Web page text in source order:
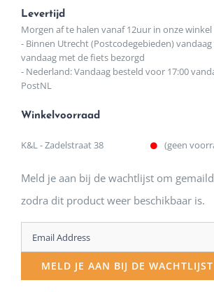
Levertijd
Morgen af te halen vanaf 12uur in onze
- Binnen Utrecht (Postcodegebieden)
vandaag met de fiets bezorgd
- Nederland: Vandaag besteld voor 17:00
PostNL
Winkelvoorraad
K&L - Zadelstraat 38 (geen
Meld je aan bij de wachtlijst om
zodra dit product weer beschikbaar is.
Enter
your
email
MELD JE AAN BIJ DE WACHTLIJST